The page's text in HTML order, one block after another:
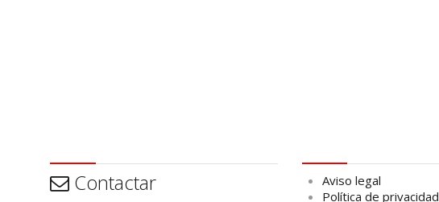
Contactar
Aviso legal
Política de privacidad